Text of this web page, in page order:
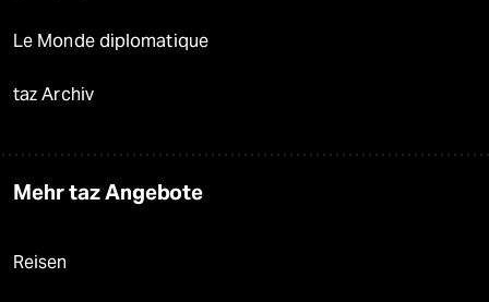
Le Monde diplomatique
taz Archiv
Mehr taz Angebote
Reisen